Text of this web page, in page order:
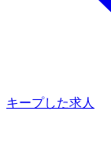
キープした求人